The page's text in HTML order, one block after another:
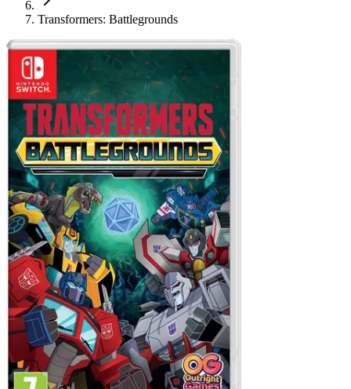
Transformers: Battlegrounds